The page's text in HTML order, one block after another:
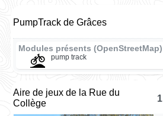
PumpTrack de Grâces
Modules présents (OpenStreetMap)
pump track
Aire de jeux de la Rue du
Collège
1